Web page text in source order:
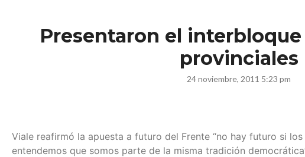
Presentaron el
provinciales
24 noviembre, 2011 5:23 pm
Viale reafirmó la apuesta a futuro del Frente “no hay futuro si
entendemos que somos parte de la misma tradición